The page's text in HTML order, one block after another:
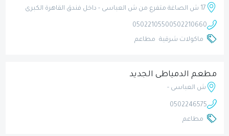
17 ش الصاغة متفرع من ش العباسى - داخل فندق القاهرة الكبرى
0502210660
0502210550
ماكولات شرقية مطاعم
مطعم الدمياطى الجديد
ش العباسى -
0502246575
مطاعم